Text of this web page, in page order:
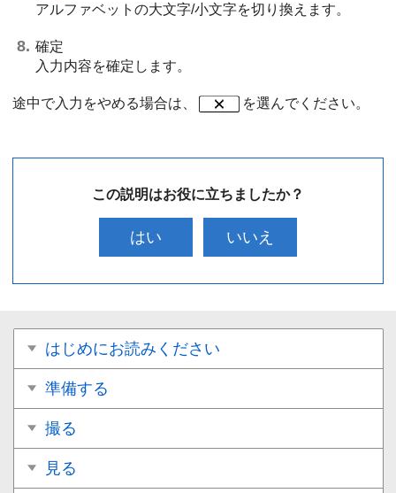
アルファベットの大文字/小文字を切り換えます。
確定
入力内容を確定します。
途中で入力をやめる場合は、 を選んでください。
この説明はお役に立ちましたか？
はい いいえ
はじめにお読みください
準備する
撮る
見る